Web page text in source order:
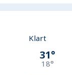
Klart
31°
18°